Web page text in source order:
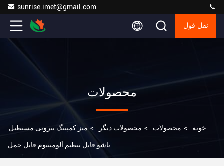
sunrise.imet@gmail.com
نقل قول
محصولات
خونه > محصولات > محصولات دیگر > میز کمپینگ بیرونی مستطیل
تاشو قابل تنظیم آلومینیوم قابل حمل